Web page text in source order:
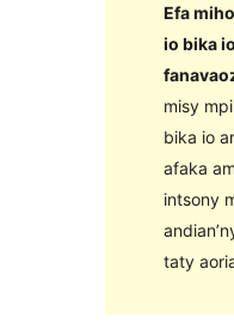
Efa
io bika
misy
bika io
afaka
intsony
taty